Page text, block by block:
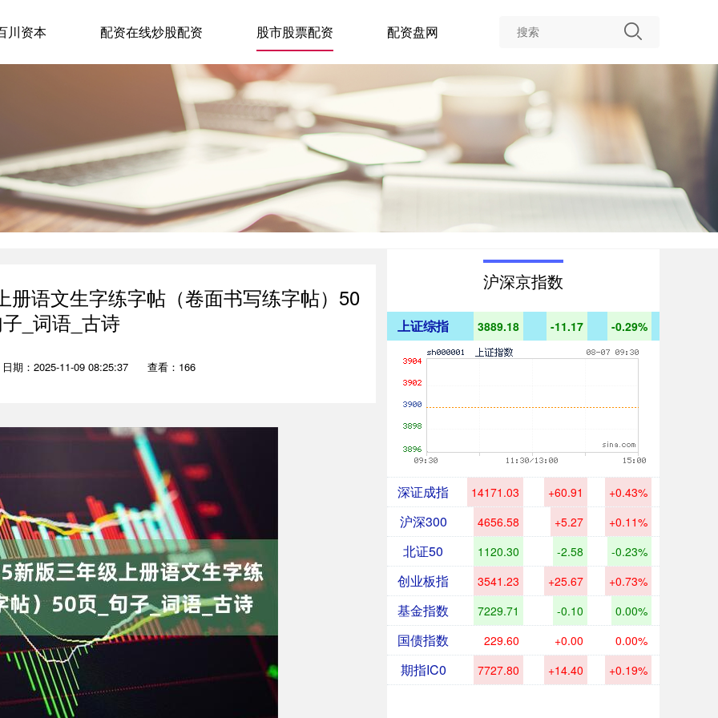
川资本 配资在线炒股配资 股市股票配资 配资盘网
语文生字练字帖（卷面书写练字帖）50
_词语_古诗
日期：2025-11-09 08:25:37 查看：166
沪深京指数
上证综指 3889.18 -11.17 -0.29%
深证成指 14171.03 +60.91 +0.43%
沪深300 4656.58 +5.27 +0.11%
北证50 1120.30 -2.58 -0.23%
创业板指 3541.23 +25.67 +0.73%
基金指数 7229.71 -0.10 0.00%
国债指数 229.60 +0.00 0.00%
期指IC0 7727.80 +14.40 +0.19%